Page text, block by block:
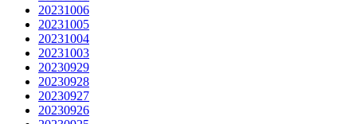
20231006
20231005
20231004
20231003
20230929
20230928
20230927
20230926